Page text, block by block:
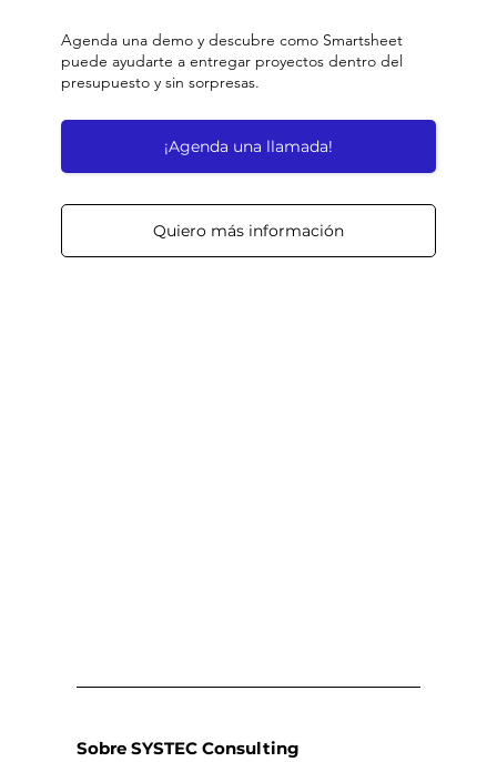
Agenda una demo y descubre como Smartsheet
puede ayudarte a entregar proyectos dentro del
presupuesto y sin sorpresas.
¡Agenda una llamada!
Quiero más información
Sobre SYSTEC Consulting